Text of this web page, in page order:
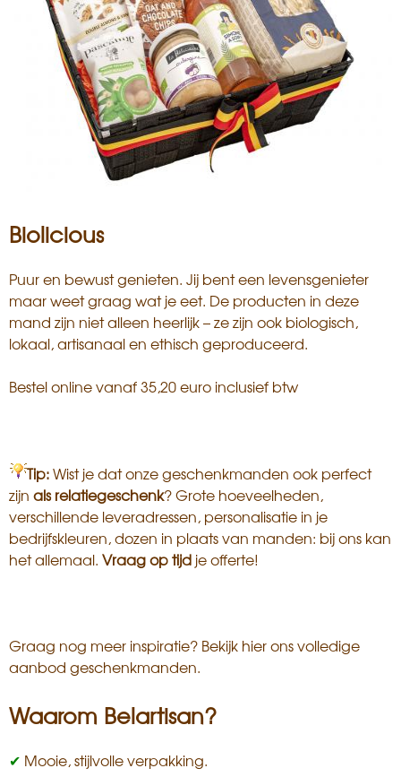
Biolicious
Puur en bewust genieten. Jij bent een levensgenieter
maar weet graag wat je eet. De producten in deze
mand zijn niet alleen heerlijk – ze zijn ook biologisch,
lokaal, artisanaal en ethisch geproduceerd.
Bestel online vanaf 35,20 euro inclusief btw
Tip:Wist je dat onze geschenkmanden ook perfect
zijn als relatiegeschenk? Grote hoeveelheden,
verschillende leveradressen, personalisatie in je
bedrijfskleuren, dozen in plaats van manden: bij ons kan
het allemaal. Vraag op tijd je offerte!
Graag nog meer inspiratie? Bekijk hier ons volledige
aanbod geschenkmanden.
Waarom Belartisan?
✔ Mooie, stijlvolle verpakking.